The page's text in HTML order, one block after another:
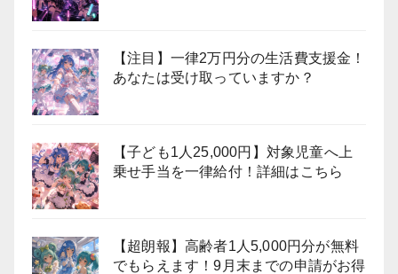
【注目】一律2万円分の生活費支援金！
あなたは受け取っていますか？
【子ども1人25,000円】対象児童へ上
乗せ手当を一律給付！詳細はこちら
【超朗報】高齢者1人5,000円分が無料
でもらえます！9月末までの申請がお得